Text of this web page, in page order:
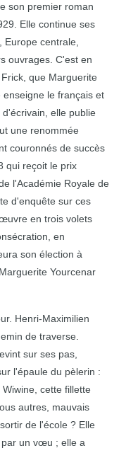
son premier roman
Elle continue ses
centrale,
ouvrages. C'est en
que Marguerite
le français et
elle publie
une renommée
couronnés de succès
qui reçoit le prix
l'Académie Royale de
d'enquête sur ces
en trois volets
en
son élection à
Yourcenar
Henri-Maximilien
de traverse.
sur ses pas,
l'épaule du pèlerin :
cette fillette
autres, mauvais
de l'école ? Elle
un vœu ; elle a